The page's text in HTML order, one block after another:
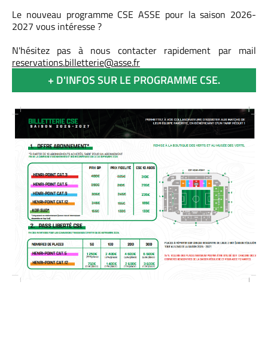
Le nouveau programme CSE ASSE pour la saison 2026-
2027 vous intéresse ?
N'hésitez pas à nous contacter rapidement par mail
reservations.billetterie@asse.fr
+ D'INFOS SUR LE PROGRAMME CSE.